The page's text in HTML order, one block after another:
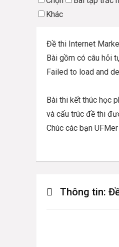
Khác
Đề thi Internet
Bài gồm có câu hỏi
Failed to load and
Bài thi kết thúc học
và cấu trúc đề thi
Chúc các bạn
Thông tin: